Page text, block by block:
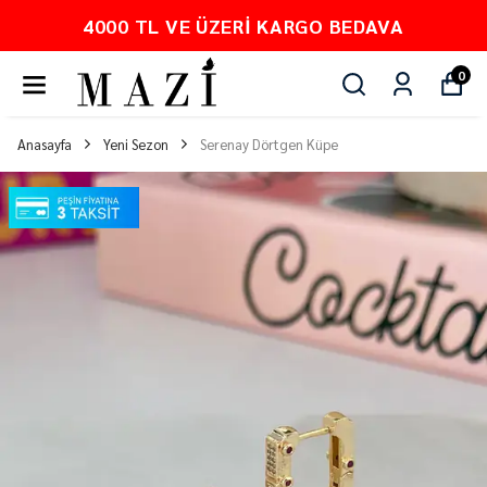
PEŞİN FİYATINA 3 TAKSİT
0
Anasayfa Yeni Sezon Serenay Dörtgen Küpe